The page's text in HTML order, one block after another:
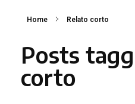
Home Relato corto
Posts
corto